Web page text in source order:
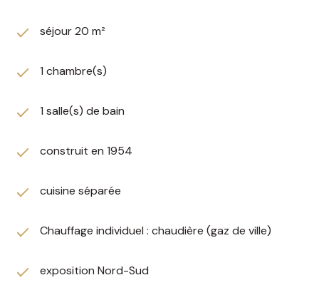
séjour 20 m²
1 chambre(s)
1 salle(s) de bain
construit en 1954
cuisine séparée
Chauffage individuel : chaudière (gaz de ville)
exposition Nord-Sud